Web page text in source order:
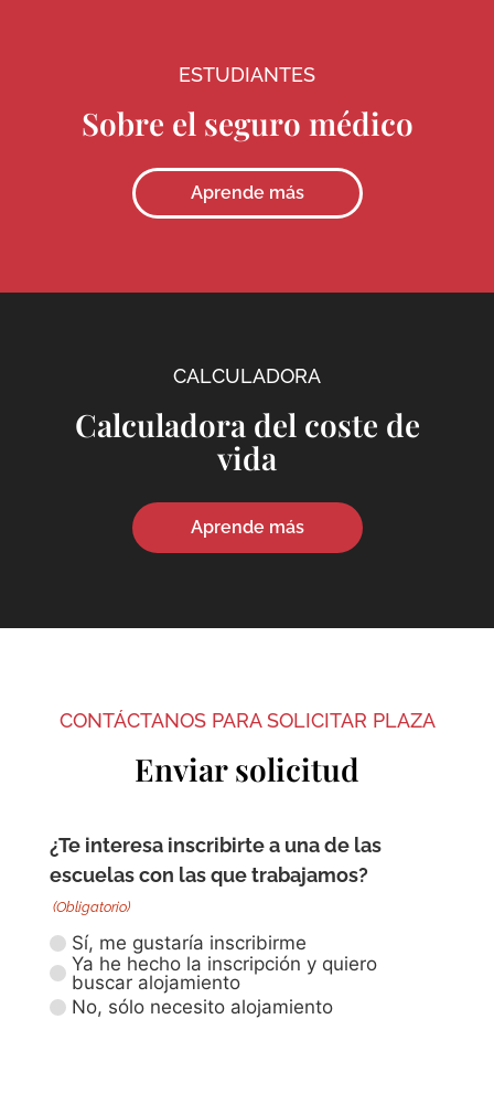
ESTUDIANTES
Sobre el seguro médico
Aprende más
CALCULADORA
Calculadora del coste de
vida
Aprende más
CONTÁCTANOS PARA SOLICITAR PLAZA
Enviar solicitud
¿Te interesa inscribirte a una de las
escuelas con las que trabajamos?
(Obligatorio)
Sí, me gustaría inscribirme
Ya he hecho la inscripción y quiero
buscar alojamiento
No, sólo necesito alojamiento